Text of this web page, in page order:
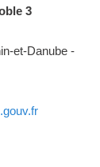
3
et-Danube -